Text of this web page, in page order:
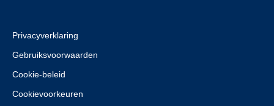
Privacyverklaring
Gebruiksvoorwaarden
Cookie-beleid
Cookievoorkeuren